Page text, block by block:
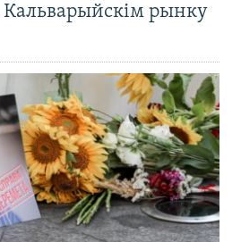
Кальварыйскім рынку